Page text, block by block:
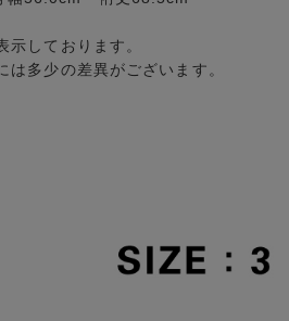
しております。
多少の差異がございます。